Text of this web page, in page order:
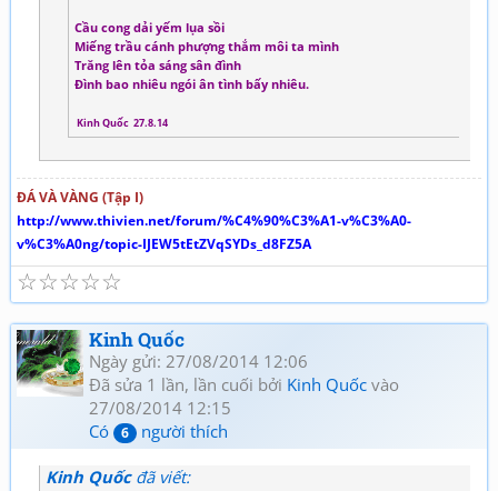
Cầu cong dải yếm lụa sồi
Miếng trầu cánh phượng thắm môi ta mình
Trăng lên tỏa sáng sân đình
Đình bao nhiêu ngói ân tình bấy nhiêu.
Kinh Quốc 27.8.14
ĐÁ VÀ VÀNG (Tập I)
http://www.thivien.net/forum/%C4%90%C3%A1-v%C3%A0-
v%C3%A0ng/topic-IJEW5tEtZVqSYDs_d8FZ5A
☆
☆
☆
☆
☆
Kinh Quốc
Ngày gửi: 27/08/2014 12:06
Đã sửa 1 lần, lần cuối bởi Kinh Quốc vào
27/08/2014 12:15
Có
6 người thích
Kinh Quốcđã viết: